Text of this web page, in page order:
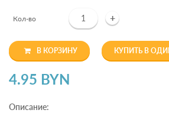
Кол-во +
В КОРЗИНУ КУПИТЬ В
4.95 BYN
Описание: